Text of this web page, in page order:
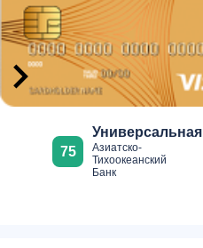
75
Универсальная
Азиатско-
Тихоокеанский
Банк